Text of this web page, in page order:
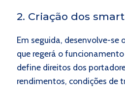
2. Criação dos
Em seguida, desenvolve-
que regerá o
define direitos dos
rendimentos, condições de